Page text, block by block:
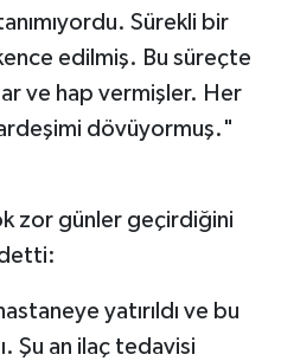
Sürekli bir
edilmiş. Bu süreçte
ve hap vermişler. Her
dövüyormuş."
zor günler geçirdiğini
yatırıldı ve bu
Şu an ilaç tedavisi